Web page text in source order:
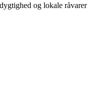
og lokale råvarer